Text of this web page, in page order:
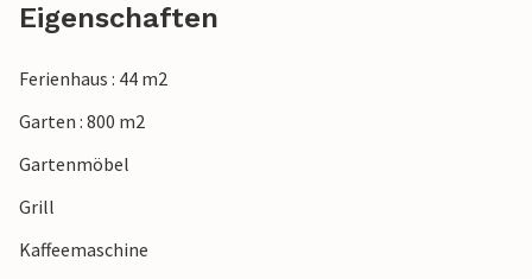
Eigenschaften
Ferienhaus : 44 m2
Garten : 800 m2
Gartenmöbel
Grill
Kaffeemaschine